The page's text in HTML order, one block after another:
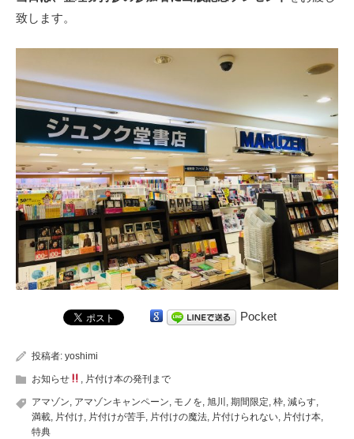
致します。
Pocket
投稿者: yoshimi
お知らせ , 片付け本の発刊まで
アマゾン, アマゾンキャンペーン, モノを, 旭川 , 期間限定, 枠, 減らす,
満載, 片付け, 片付けが苦手, 片付けの魔法, 片付けられない, 片付け本,
特典